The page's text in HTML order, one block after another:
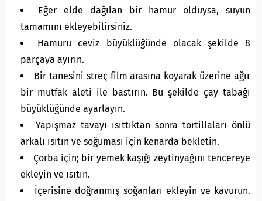
Eğer elde dağılan bir hamur olduysa, suyun
tamamını ekleyebilirsiniz.
Hamuru ceviz büyüklüğünde olacak şekilde 8
parçaya ayırın.
Bir tanesini streç film arasına koyarak üzerine ağır
bir mutfak aleti ile bastırın. Bu şekilde çay tabağı
büyüklüğünde ayarlayın.
Yapışmaz tavayı ısıttıktan sonra tortillaları önlü
arkalı ısıtın ve soğuması için kenarda bekletin.
Çorba için; bir yemek kaşığı zeytinyağını tencereye
ekleyin ve ısıtın.
İçerisine doğranmış soğanları ekleyin ve kavurun.